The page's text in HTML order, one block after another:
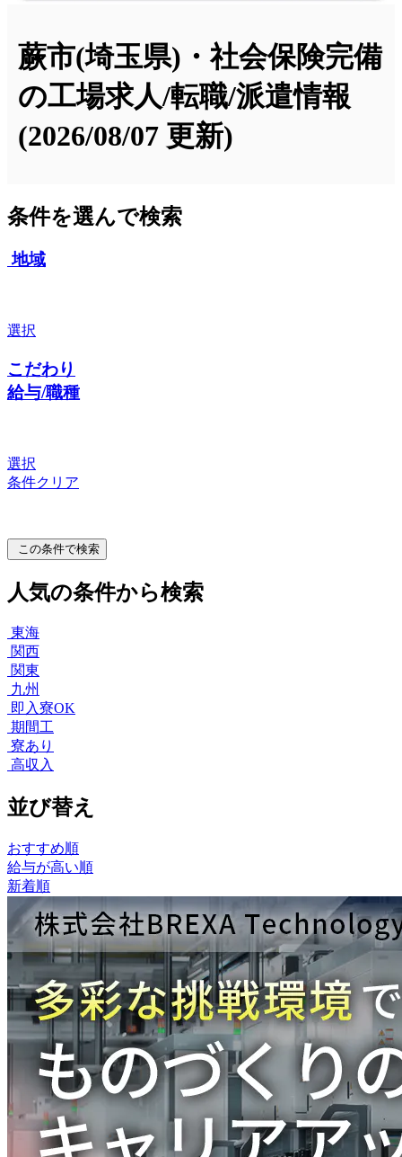
蕨市(埼玉県)・社会保険完備
の工場求人/転職/派遣情報
(2026/08/07 更新)
条件を選んで検索
地域
選択
こだわり
給与/職種
選択
条件クリア
この条件で検索
人気の条件から検索
東海
関西
関東
九州
即入寮OK
期間工
寮あり
高収入
並び替え
おすすめ順
給与が高い順
新着順